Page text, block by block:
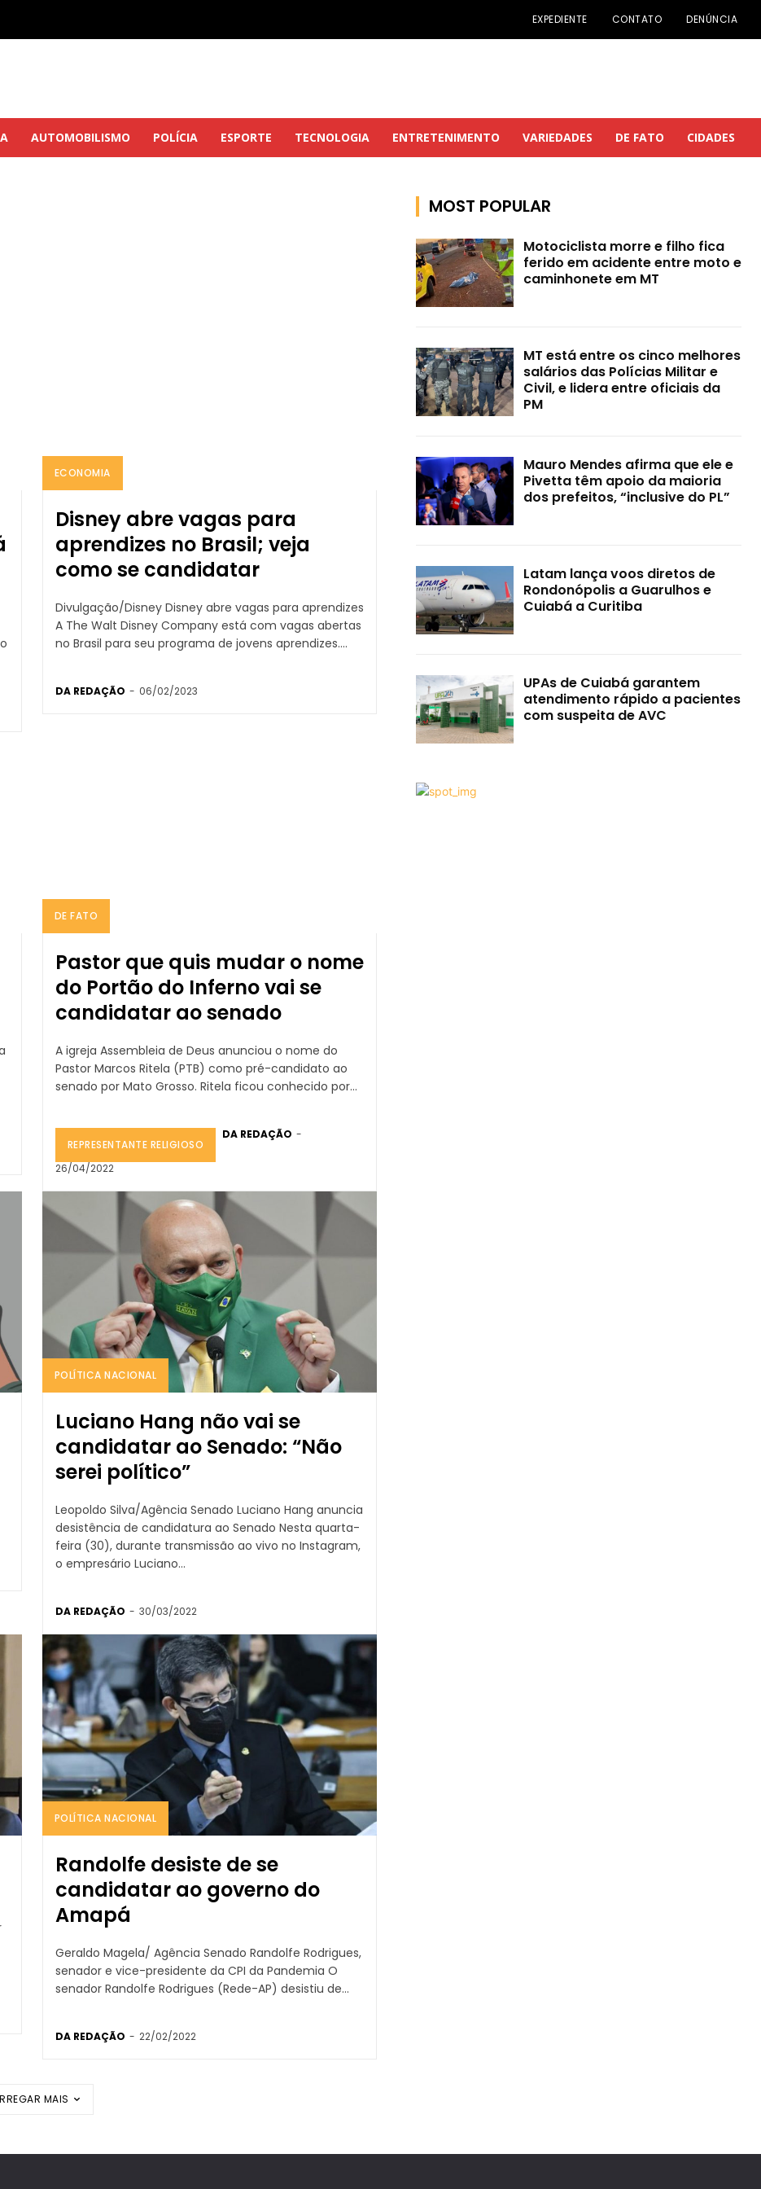
EXPEDIENTE CONTATO DENÚNCIA
AUTOMOBILISMO POLÍCIA ESPORTE TECNOLOGIA ENTRETENIMENTO VARIEDADES DE FATO CIDADES
ECONOMIA
Disney abre vagas para
aprendizes no Brasil; veja
como se candidatar
Divulgação/Disney Disney abre vagas para aprendizes
A The Walt Disney Company está com vagas abertas
no Brasil para seu programa de jovens aprendizes....
DA REDAÇÃO - 06/02/2023
DE FATO
Pastor que quis mudar o nome
do Portão do Inferno vai se
candidatar ao senado
A igreja Assembleia de Deus anunciou o nome do
Pastor Marcos Ritela (PTB) como pré-candidato ao
senado por Mato Grosso. Ritela ficou conhecido por...
REPRESENTANTE RELIGIOSO
DA REDAÇÃO -
26/04/2022
POLÍTICA NACIONAL
Luciano Hang não vai se
candidatar ao Senado: “Não
serei político”
Leopoldo Silva/Agência Senado Luciano Hang anuncia
desistência de candidatura ao Senado Nesta quarta-
feira (30), durante transmissão ao vivo no Instagram,
o empresário Luciano...
DA REDAÇÃO - 30/03/2022
POLÍTICA NACIONAL
Randolfe desiste de se
candidatar ao governo do
Amapá
Geraldo Magela/ Agência Senado Randolfe Rodrigues,
senador e vice-presidente da CPI da Pandemia O
senador Randolfe Rodrigues (Rede-AP) desistiu de...
DA REDAÇÃO - 22/02/2022
MAIS
MOST POPULAR
Motociclista morre e filho fica
ferido em acidente entre moto e
caminhonete em MT
MT está entre os cinco melhores
salários das Polícias Militar e
Civil, e lidera entre oficiais da
PM
Mauro Mendes afirma que ele e
Pivetta têm apoio da maioria
dos prefeitos, “inclusive do PL”
Latam lança voos diretos de
Rondonópolis a Guarulhos e
Cuiabá a Curitiba
UPAs de Cuiabá garantem
atendimento rápido a pacientes
com suspeita de AVC